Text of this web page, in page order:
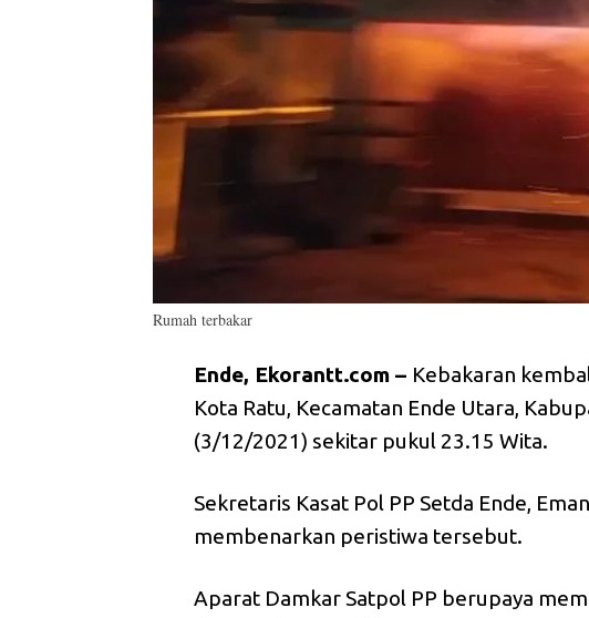
Rumah terbakar
Ende, Ekorantt.com – Kebakaran
Kota Ratu, Kecamatan Ende Utara,
(3/12/2021) sekitar pukul 23.15 Wita.
Sekretaris Kasat Pol PP Setda Ende,
membenarkan peristiwa tersebut.
Aparat Damkar Satpol PP berupaya